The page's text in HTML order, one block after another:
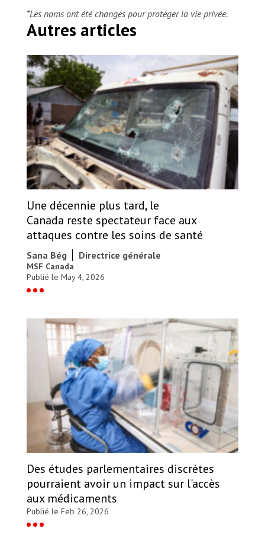
*Les noms ont été changés pour protéger la vie privée.
Autres articles
Une décennie plus tard, le
Canada reste spectateur face aux
attaques contre les soins de santé
Sana Bég Directrice générale
MSF Canada
Publié le May 4, 2026
Des études parlementaires discrètes
pourraient avoir un impact sur l'accès
aux médicaments
Publié le Feb 26, 2026